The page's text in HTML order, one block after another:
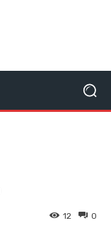
0
12